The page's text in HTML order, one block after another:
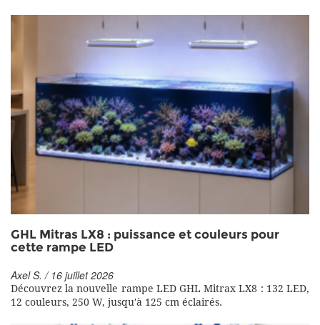
GHL Mitras LX8 : puissance et couleurs pour
cette rampe LED
Axel S. / 16 juillet 2026
Découvrez la nouvelle rampe LED GHL Mitrax LX8 : 132 LED,
12 couleurs, 250 W, jusqu'à 125 cm éclairés.